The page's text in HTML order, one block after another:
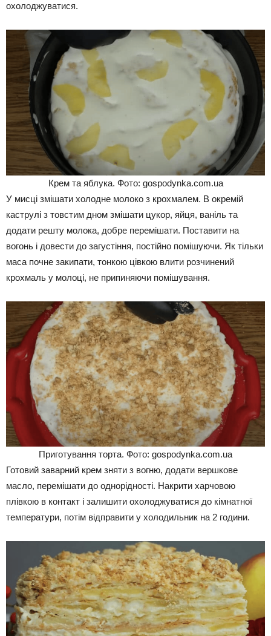
охолоджуватися.
Крем та яблука. Фото: gospodynka.com.ua
У мисці змішати холодне молоко з крохмалем. В окремій
каструлі з товстим дном змішати цукор, яйця, ваніль та
додати решту молока, добре перемішати. Поставити на
вогонь і довести до загустіння, постійно помішуючи. Як тільки
маса почне закипати, тонкою цівкою влити розчинений
крохмаль у молоці, не припиняючи помішування.
Приготування торта. Фото: gospodynka.com.ua
Готовий заварний крем зняти з вогню, додати вершкове
масло, перемішати до однорідності. Накрити харчовою
плівкою в контакт і залишити охолоджуватися до кімнатної
температури, потім відправити у холодильник на 2 години.